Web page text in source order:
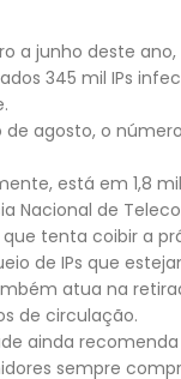
a junho deste
345 mil IPs
de agosto, o
está em 1,8
Nacional de
que tenta coibir a
de IPs que
atua na
de circulação.
ainda
sempre